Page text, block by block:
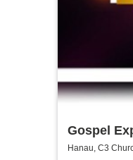
Gospel
Hanau, C3